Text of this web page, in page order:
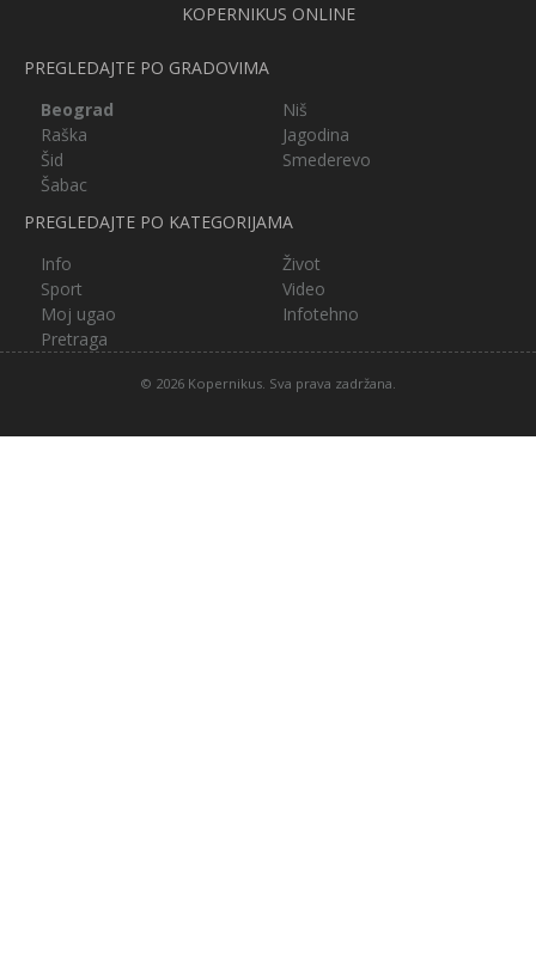
KOPERNIKUS ONLINE
PREGLEDAJTE PO GRADOVIMA
Beograd
Niš
Raška
Jagodina
Šid
Smederevo
Šabac
PREGLEDAJTE PO KATEGORIJAMA
Info
Život
Sport
Video
Moj ugao
Infotehno
Pretraga
© 2026 Kopernikus. Sva prava zadržana.